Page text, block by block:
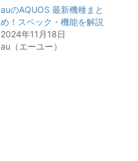
auのAQUOS 最新機種まと
め！スペック・機能を解説
2024年11月18日
au（エーユー）